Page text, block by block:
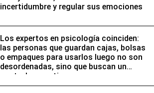
incertidumbre y regular sus emociones
Los expertos en psicología coinciden:
las personas que guardan cajas, bolsas
o empaques para usarlos luego no son
desordenadas, sino que buscan un
control preventivo